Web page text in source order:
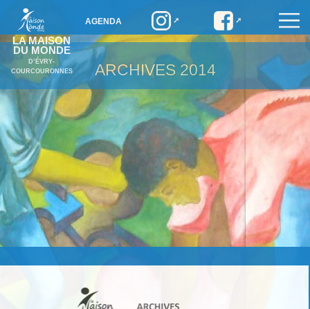
LA MAISON
DU MONDE
D’ÉVRY-
COURCOURONNES
AGENDA
ARCHIVES 2014